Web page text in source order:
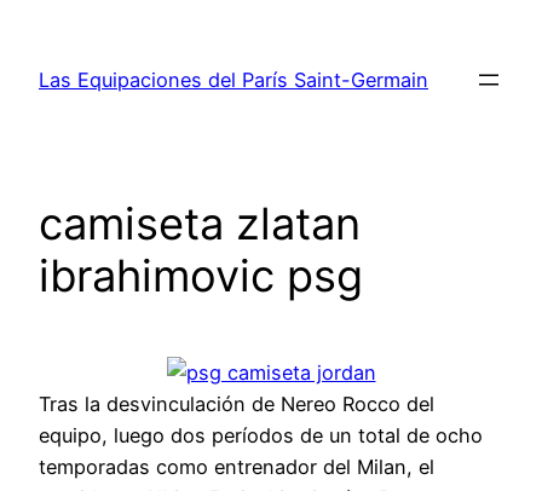
contenido
Las Equipaciones del París Saint-Germain
camiseta zlatan
ibrahimovic psg
Tras la desvinculación de Nereo Rocco del
equipo, luego dos períodos de un total de ocho
temporadas como entrenador del Milan, el